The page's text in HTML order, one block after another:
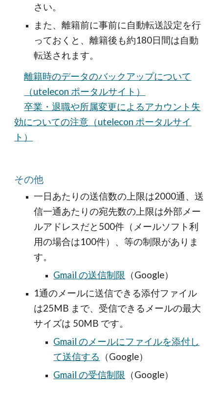
さい。
また、離籍前に事前に自動転送設定を行
っておくと、離籍後も約180日間は自動
転送されます。
離籍時のデータのバックアップについて
（utelecon ポータルサイト）
卒業・退職や所属変更によるアカウント失
効についての注意（utelecon ポータルサイ
ト）
その他
一日あたりの送信数の上限は2000通、送
信一通あたりの宛先数の上限は外部メー
ルアドレスだと500件（メールソフト利
用の場合は100件）、等の制限がありま
す。
Gmail の送信制限
（Google）
1通のメールに送信できる添付ファイル
は25MB まで、受信できるメールの最大
サイズは 50MB です。
Gmail のメールにファイルを添付し
て送信する
（Google）
Gmail の受信制限
（Google）